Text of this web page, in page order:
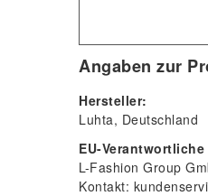
Angaben zur
Hersteller:
Luhta Deutschland
EU-
L-Fashion Group
Kontakt: